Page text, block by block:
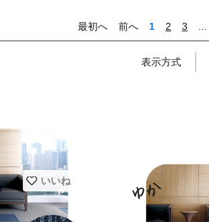
最初へ 前へ 1 2 3
表示方式
いいね